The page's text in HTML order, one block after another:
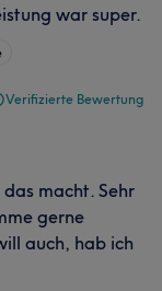
war super.
Verifizierte Bewertung
macht. Sehr
gerne
auch, hab ich